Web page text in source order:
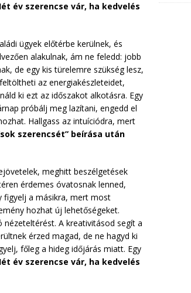
év szerencse vár, ha kedvelés
ügyek előtérbe kerülnek, és
alakulnak, ám ne feledd: jobb
de egy kis türelemre szükség lesz,
az energiakészleteidet,
ki ezt az időszakot alkotásra. Egy
próbálj meg lazítani, engedd el
Hallgass az intuíciódra, mert
szerencsét” beírása után
meghitt beszélgetések
érdemes óvatosnak lenned,
figyelj a másikra, mert most
hozhat új lehetőségeket.
nézeteltérést. A kreativitásod segít a
érzed magad, de ne hagyd ki
főleg a hideg időjárás miatt. Egy
év szerencse vár, ha kedvelés